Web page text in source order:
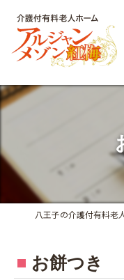
お餅つき